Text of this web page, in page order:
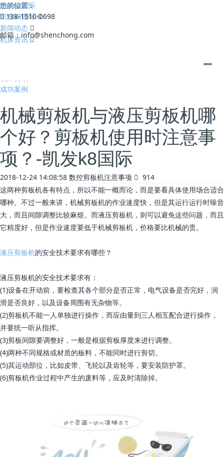
凯发k8国际
138-1510-0698
邮箱：info@shenchong.com
您的位置：
凯发k8国际
新闻动态
机床资讯
成功案例
机械剪板机与液压剪板机哪
个好？剪板机使用时注意事
项？-凯发k8国际
2018-12-24 14:08:58 数控剪板机注意事项
914
这两种剪板机各有特点，所以不能一概而论，而是要看具体使用场合适合
哪种。不过一般来讲，机械剪板机的作业速度快，但是其运行运行时噪音
大，而且间隙调整比较麻烦。而液压剪板机，则可以避免这些问题，而且
它精度好，但是作业速度要低于机械剪板机，价格要比机械的贵。
液压剪板机的安全技术要求有哪些？
液压剪板机的安全技术要求有：
(1)设备在开动前，要检查其各个部分是否正常，电气设备是否完好，润
滑是否良好，以及设备周围有无杂物等。
(2)剪板机不能一人单独进行操作，而应由量到三人相互配合进行操作，
并要统一听从指挥。
(3)剪板间隙要调整好，一般是根据剪板厚度来进行调整。
(4)两种不同规格或材质的板料，不能同时进行剪切。
(5)其运动部位，比如皮带、飞轮以及齿轮等，要安装防护罩。
(6)剪板机作业过程中产生的废料等，应及时清除掉。